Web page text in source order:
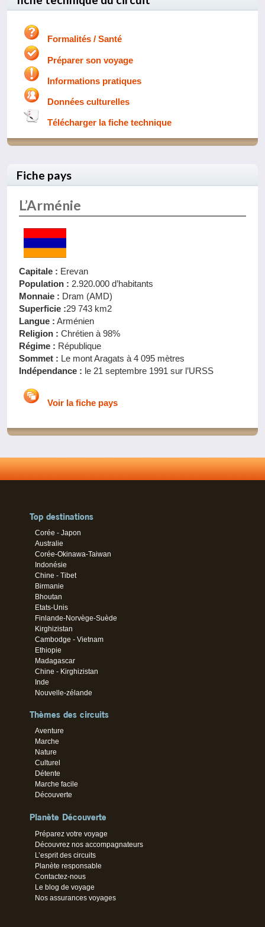
Formalités / Santé
Préparer son voyage
Informations pratiques
Données culturelles
Télécharger la fiche technique
Fiche pays
L’Arménie
Capitale : Erevan
Population : 2.920.000 d’habitants
Monnaie : Dram (AMD)
Superficie :29 743 km2
Langue : Arménien
Religion : Chrétien à 98%
Régime : République
Sommet : Le mont Aragats à 4 095 mètres
Indépendance : le 21 septembre 1991 sur l’URSS
Voir la fiche pays
Top destinations
Corée - Japon
Australie
Corée-Okinawa-Taiwan
Indonésie
Chine - Tibet
Birmanie
Bhoutan
Etats-Unis
Finlande-Norvège-Suède
Kirghizistan
Cambodge - Vietnam
Ethiopie
Madagascar
Chine - Kirghizistan
Inde
Nouvelle-zélande
Thèmes des circuits
Aventure
Marche
Nature
Culturel
Détente
Marche facile
Découverte
Planète Découverte
Préparez votre voyage
Découvrez nos accompagnateurs
L’esprit des circuits
Planète responsable
Contactez-nous
Le blog de voyage
Nos assurances voyages